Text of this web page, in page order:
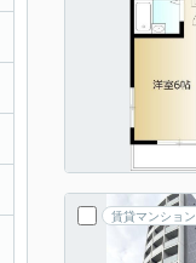
賃貸マンション